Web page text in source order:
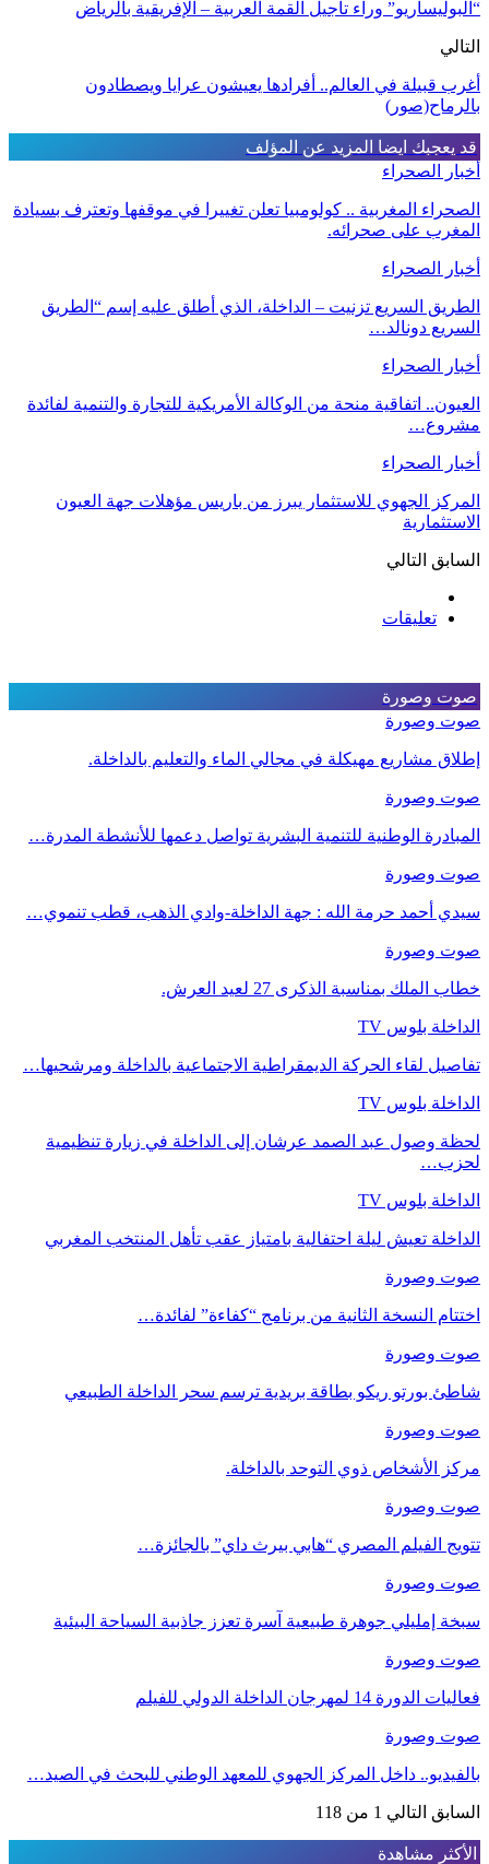
“البوليساريو” وراء تأجيل القمة العربية – الإفريقية بالرياض
التالي
أغرب قبيلة في العالم.. أفرادها يعيشون عرايا ويصطادون
بالرماح(صور)
قد يعجبك ايضا المزيد عن المؤلف
أخبار الصحراء
الصحراء المغربية .. كولومبيا تعلن تغييرا في موقفها وتعترف بسيادة
المغرب على صحرائه.
أخبار الصحراء
الطريق السريع تزنيت – الداخلة، الذي أطلق عليه إسم “الطريق
السريع دونالد…
أخبار الصحراء
العيون.. اتفاقية منحة من الوكالة الأمريكية للتجارة والتنمية لفائدة
مشروع…
أخبار الصحراء
المركز الجهوي للاستثمار يبرز من باريس مؤهلات جهة العيون
الاستثمارية
السابق التالي
تعليقات
صوت وصورة
صوت وصورة
إطلاق مشاريع مهيكلة في مجالي الماء والتعليم بالداخلة.
صوت وصورة
المبادرة الوطنية للتنمية البشرية تواصل دعمها للأنشطة المدرة…
صوت وصورة
سيدي أحمد حرمة الله : جهة الداخلة-وادي الذهب، قطب تنموي…
صوت وصورة
خطاب الملك بمناسبة الذكرى 27 لعيد العرش.
الداخلة بلوس TV
تفاصيل لقاء الحركة الديمقراطية الاجتماعية بالداخلة ومرشحيها…
الداخلة بلوس TV
لحظة وصول عبد الصمد عرشان إلى الداخلة في زيارة تنظيمية
لحزب…
الداخلة بلوس TV
الداخلة تعيش ليلة احتفالية بامتياز عقب تأهل المنتخب المغربي
صوت وصورة
اختتام النسخة الثانية من برنامج “كفاءة” لفائدة…
صوت وصورة
شاطئ بورتو ريكو بطاقة بريدية ترسم سحر الداخلة الطبيعي
صوت وصورة
مركز الأشخاص ذوي التوحد بالداخلة.
صوت وصورة
تتويج الفيلم المصري “هابي بيرث داي” بالجائزة…
صوت وصورة
سبخة إمليلي جوهرة طبيعية آسرة تعزز جاذبية السياحة البيئية
صوت وصورة
فعاليات الدورة 14 لمهرجان الداخلة الدولي للفيلم
صوت وصورة
بالفيديو.. داخل المركز الجهوي للمعهد الوطني للبحث في الصيد…
السابق التالي 1 من 118
الأكثر مشاهدة